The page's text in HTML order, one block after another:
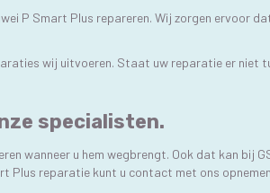
P Smart Plus repareren. Wij zorgen ervoor
wij uitvoeren. Staat uw reparatie er niet
specialisten.
wanneer u hem wegbrengt. Ook dat kan bij
Plus reparatie kunt u contact met ons